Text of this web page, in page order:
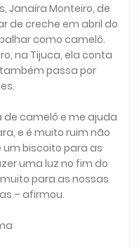
Janaíra Monteiro, de
de creche em abril do
como camelô.
na Tijuca, ela conta
passa por
camelô e me ajuda
e é muito ruim não
biscoito para as
uma luz no fim do
para as nossas
– afirmou.